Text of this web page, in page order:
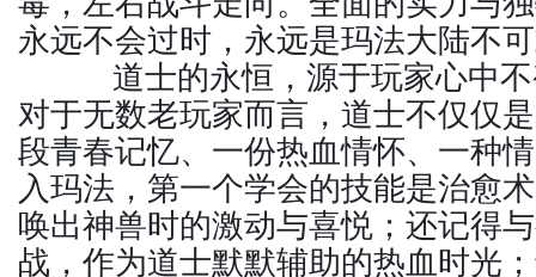
永远不会过时，永远是玛法大陆不
道士的永恒，源于玩家心中不
对于无数老玩家而言，道士不仅仅
段青春记忆、一份热血情怀、一种
入玛法，第一个学会的技能是治愈
唤出神兽时的激动与喜悦；还记得
战，作为道士默默辅助的热血时光